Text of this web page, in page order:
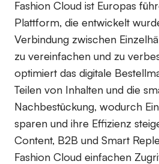
Fashion Cloud ist Europas
Plattform, die entwickelt
Verbindung zwischen
zu vereinfachen und zu
optimiert das digitale
Teilen von Inhalten und die
Nachbestückung, wodurch
sparen und ihre Effizienz
Content, B2B und Smart
Fashion Cloud einfachen